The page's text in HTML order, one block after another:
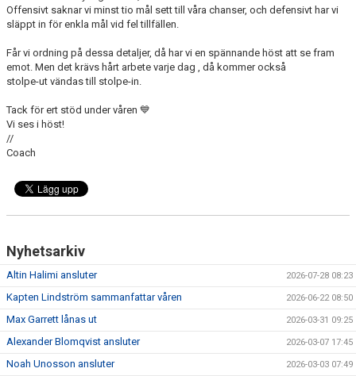
Offensivt saknar vi minst tio mål sett till våra chanser, och defensivt har vi
släppt in för enkla mål vid fel tillfällen.
Får vi ordning på dessa detaljer, då har vi en spännande höst att se fram
emot. Men det krävs hårt arbete varje dag , då kommer också
stolpe-ut vändas till stolpe-in.
Tack för ert stöd under våren 💙
Vi ses i höst!
//
Coach
Nyhetsarkiv
Altin Halimi ansluter 2026-07-28 08:23
Kapten Lindström sammanfattar våren 2026-06-22 08:50
Max Garrett lånas ut 2026-03-31 09:25
Alexander Blomqvist ansluter 2026-03-07 17:45
Noah Unosson ansluter 2026-03-03 07:49